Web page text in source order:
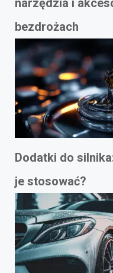
narzędzia i
bezdrożach
Dodatki do
je stosować?